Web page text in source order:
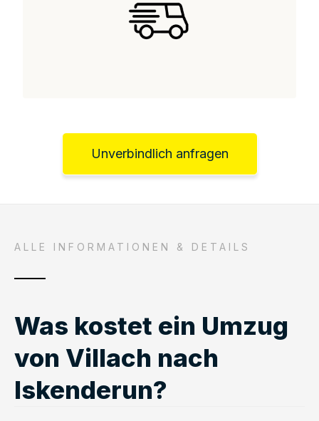
Unverbindlich anfragen
ALLE INFORMATIONEN & DETAILS
Was kostet ein Umzug
von Villach nach
Iskenderun?